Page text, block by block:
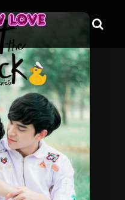
GL (Girls' Love)
FILME